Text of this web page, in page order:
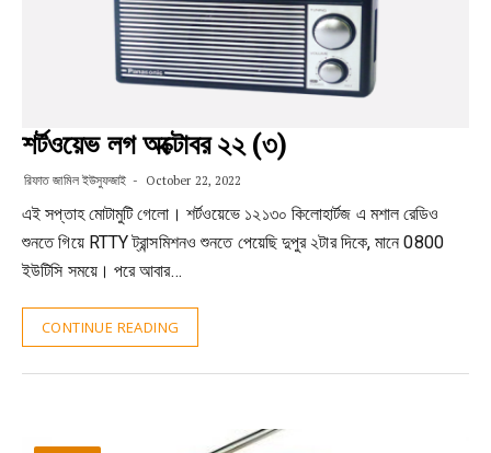
শর্টওয়েভ লগ অক্টোবর ২২ (৩)
রিফাত জামিল ইউসুফজাই October 22, 2022
এই সপ্তাহ মোটামুটি গেলো। শর্টওয়েভে ১২১৩০ কিলোহার্টজ এ মশাল রেডিও
শুনতে গিয়ে RTTY ট্রান্সমিশনও শুনতে পেয়েছি দুপুর ২টার দিকে, মানে 0800
ইউটিসি সময়ে। পরে আবার…
CONTINUE READING